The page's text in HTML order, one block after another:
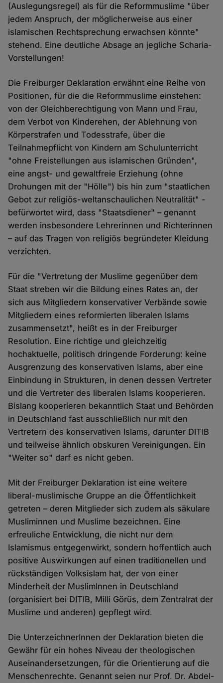
(Auslegungsregel) als für die Reformmuslime "über
jedem Anspruch, der möglicherweise aus einer
islamischen Rechtsprechung erwachsen könnte"
stehend. Eine deutliche Absage an jegliche Scharia-
Vorstellungen!
Die Freiburger Deklaration erwähnt eine Reihe von
Positionen, für die die Reformmuslime einstehen:
von der Gleichberechtigung von Mann und Frau,
dem Verbot von Kinderehen, der Ablehnung von
Körperstrafen und Todesstrafe, über die
Teilnahmepflicht von Kindern am Schulunterricht
"ohne Freistellungen aus islamischen Gründen",
eine angst- und gewaltfreie Erziehung (ohne
Drohungen mit der "Hölle") bis hin zum "staatlichen
Gebot zur religiös-weltanschaulichen Neutralität" -
befürwortet wird, dass "Staatsdiener" – genannt
werden insbesondere Lehrerinnen und Richterinnen
– auf das Tragen von religiös begründeter Kleidung
verzichten.
Für die "Vertretung der Muslime gegenüber dem
Staat streben wir die Bildung eines Rates an, der
sich aus Mitgliedern konservativer Verbände sowie
Mitgliedern eines reformierten liberalen Islams
zusammensetzt", heißt es in der Freiburger
Resolution. Eine richtige und gleichzeitig
hochaktuelle, politisch dringende Forderung: keine
Ausgrenzung des konservativen Islams, aber eine
Einbindung in Strukturen, in denen dessen Vertreter
und die Vertreter des liberalen Islams kooperieren.
Bislang kooperieren bekanntlich Staat und Behörden
in Deutschland fast ausschließlich nur mit den
Vertretern des konservativen Islams, darunter DITIB
und teilweise ähnlich obskuren Vereinigungen. Ein
"Weiter so" darf es nicht geben.
Mit der Freiburger Deklaration ist eine weitere
liberal-muslimische Gruppe an die Öffentlichkeit
getreten – deren Mitglieder sich zudem als säkulare
Musliminnen und Muslime bezeichnen. Eine
erfreuliche Entwicklung, die nicht nur dem
Islamismus entgegenwirkt, sondern hoffentlich auch
positive Auswirkungen auf einen traditionellen und
rückständigen Volksislam hat, der von einer
Minderheit der MuslimInnen in Deutschland
(organisiert bei DITIB, Milli Görüs, dem Zentralrat der
Muslime und anderen) gepflegt wird.
Die UnterzeichnerInnen der Deklaration bieten die
Gewähr für ein hohes Niveau der theologischen
Auseinandersetzungen, für die Orientierung auf die
Menschenrechte. Genannt seien nur Prof. Dr. Abdel-